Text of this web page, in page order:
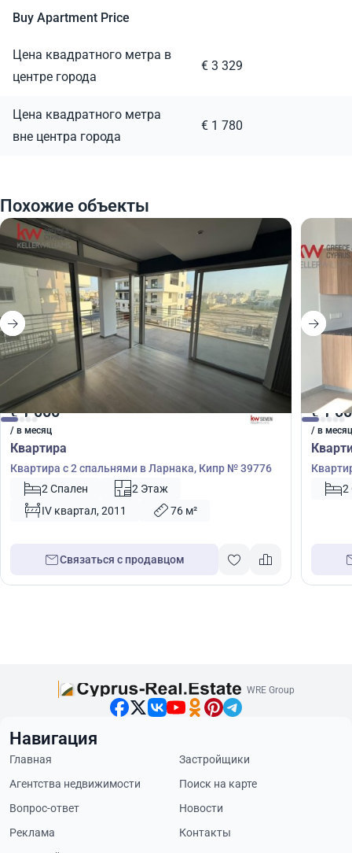
Buy Apartment Price
Цена квадратного метра в
центре города
€ 3 329
Цена квадратного метра
вне центра города
€ 1 780
Похожие объекты
€1 000
/ в месяц
Квартира
Квартира с 2 спальнями в Ларнака, Кипр № 39776
2 Спален
2 Этаж
IV квартал, 2011
76 м²
Связаться с продавцом
€1
/ в
2
WRE Group
Навигация
Главная
Застройщики
Агентства недвижимости
Поиск на карте
Вопрос-ответ
Новости
Реклама
Контакты